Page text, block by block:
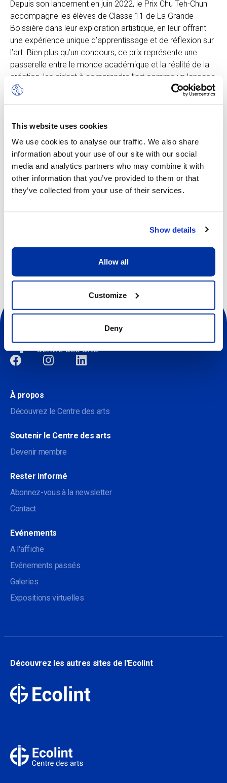
This website uses cookies
We use cookies to analyse our traffic. We also share
information about your use of our site with our social
media and analytics partners who may combine it with
other information that you’ve provided to them or that
they’ve collected from your use of their services.
Show details
Allow all
Customize
Deny
Depuis son lancement en juin 2022, le Prix Chu Teh-Chun
accompagne les élèves de Classe 11 de La Grande
Boissière dans leur exploration artistique, en leur offrant
une expérience unique d’apprentissage et de réflexion sur
l’art. Bien plus qu’un concours, ce prix représente une
passerelle entre le monde académique et la réalité de la
création, les aidant à comprendre l’art comme un langage
à part entière, un outil d’introspection et un moyen
À travers le parcours de Chu Teh-Chun, les élèves
multiculturalisme et la nécessité d’un travail introspectif
dans le processus créatif. Ces valeurs, qui ont guidé
l’artiste tout au long de sa carrière, trouvent un écho
particulier dans leur propre démarche.
plus marquantes. Le grand lauréat bénéficiera d’une
permettant d’enrichir sa pratique et d’explorer de
Sociale
À propos
Découvrez le Centre des arts
Soutenir le Centre des arts
Devenir membre
Rester informé
Abonnez-vous à la newsletter
Contact
Evénements
A l'affiche
Evénements passés
Galeries
Expositions virtuelles
Découvrez les autres sites de l'Ecolint